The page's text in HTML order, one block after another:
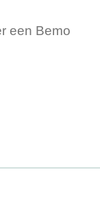
een Bemo